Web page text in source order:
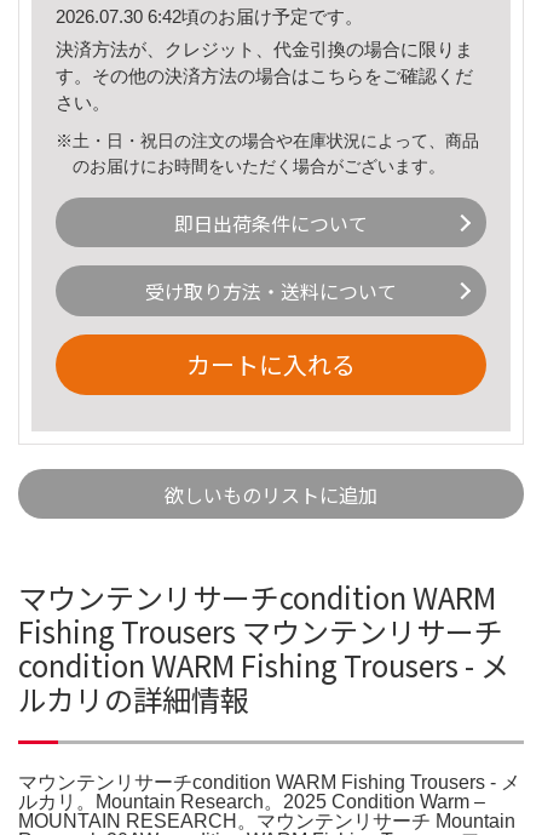
2026.07.30 6:42頃のお届け予定です。
決済方法が、クレジット、代金引換の場合に限りま
す。その他の決済方法の場合はこちら をご確認くだ
さい。
※土・日・祝日の注文の場合や在庫状況によって、商品
のお届けにお時間をいただく場合がございます。
即日出荷条件について
受け取り方法・送料について
カートに入れる
欲しいものリストに追加
マウンテンリサーチcondition WARM
Fishing Trousers マウンテンリサーチ
condition WARM Fishing Trousers - メ
ルカリの詳細情報
マウンテンリサーチcondition WARM Fishing Trousers - メ
ルカリ。Mountain Research。2025 Condition Warm –
MOUNTAIN RESEARCH。マウンテンリサーチ Mountain